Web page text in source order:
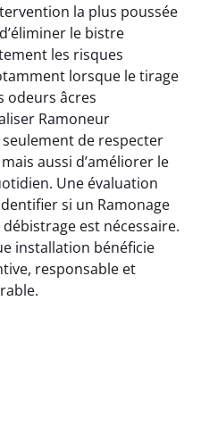
la plus poussée
le bistre
les risques
lorsque le tirage
odeurs âcres
Ramoneur
de respecter
aussi d’améliorer le
Une évaluation
si un Ramonage
est nécessaire.
installation bénéficie
responsable et